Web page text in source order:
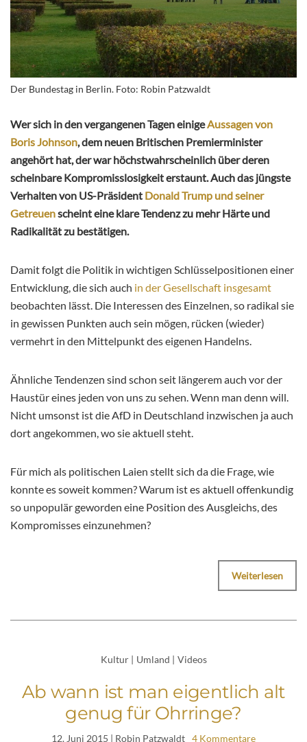
Der Bundestag in Berlin. Foto: Robin Patzwaldt
Wer sich in den vergangenen Tagen einigeAussagen von
Boris Johnson, dem neuen Britischen Premierminister
angehört hat, der war höchstwahrscheinlich über deren
scheinbare Kompromisslosigkeit erstaunt. Auch das jüngste
Verhalten von US-Präsident Donald Trump und seiner
Getreuenscheint eine klare Tendenz zu mehr Härte und
Radikalität zu bestätigen.
Damit folgt die Politik in wichtigen Schlüsselpositionen einer
Entwicklung, die sich auch in der Gesellschaft insgesamt
beobachten lässt. Die Interessen des Einzelnen, so radikal sie
in gewissen Punkten auch sein mögen, rücken (wieder)
vermehrt in den Mittelpunkt des eigenen Handelns.
Ähnliche Tendenzen sind schon seit längerem auch vor der
Haustür eines jeden von uns zu sehen. Wenn man denn will.
Nicht umsonst ist die AfD in Deutschland inzwischen ja auch
dort angekommen, wo sie aktuell steht.
Für mich als politischen Laien stellt sich da die Frage, wie
konnte es soweit kommen? Warum ist es aktuell offenkundig
so unpopulär geworden eine Position des Ausgleichs, des
Kompromisses einzunehmen?
Weiterlesen
Kultur | Umland | Videos
Ab wann ist man eigentlich alt
genug für Ohrringe?
12. Juni 2015 | Robin Patzwaldt 4 Kommentare